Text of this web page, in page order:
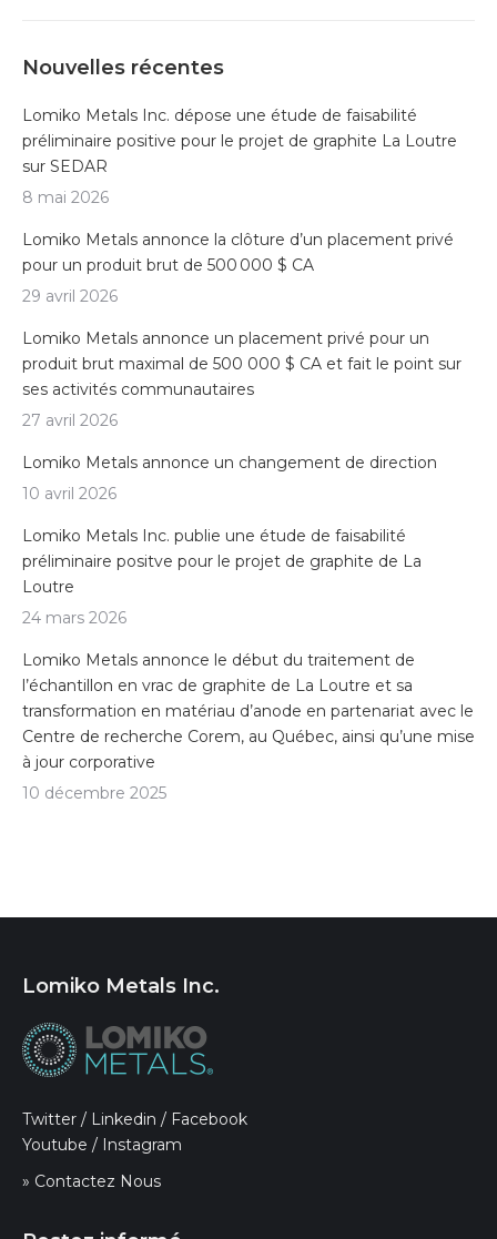
Nouvelles récentes
Lomiko Metals Inc. dépose une étude de faisabilité
préliminaire positive pour le projet de graphite La Loutre
sur SEDAR
8 mai 2026
Lomiko Metals annonce la clôture d’un placement privé
pour un produit brut de 500 000 $ CA
29 avril 2026
Lomiko Metals annonce un placement privé pour un
produit brut maximal de 500 000 $ CA et fait le point sur
ses activités communautaires
27 avril 2026
Lomiko Metals annonce un changement de direction
10 avril 2026
Lomiko Metals Inc. publie une étude de faisabilité
préliminaire positve pour le projet de graphite de La
Loutre
24 mars 2026
Lomiko Metals annonce le début du traitement de
l’échantillon en vrac de graphite de La Loutre et sa
transformation en matériau d’anode en partenariat avec le
Centre de recherche Corem, au Québec, ainsi qu’une mise
à jour corporative
10 décembre 2025
Lomiko Metals Inc.
Twitter / Linkedin / Facebook
Youtube / Instagram
» Contactez Nous